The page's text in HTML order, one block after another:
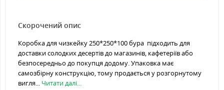
Скорочений опис
Коробка для чизкейку 250*250*100 бура підходить для
доставки солодких десертів до магазинів, кафетеріїв або
безпосередньо до покупця додому. Упаковка має
самозбірну конструкцію, тому продається у розгорнутому
вигля... Читати далі...